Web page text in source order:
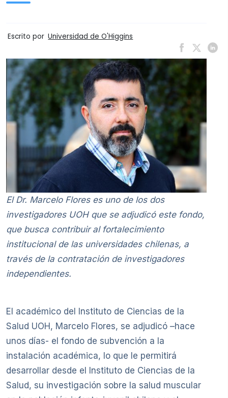
Escrito por Universidad de O'Higgins
El Dr. Marcelo Flores es uno de los dos
investigadores UOH que se adjudicó este fondo,
que busca contribuir al fortalecimiento
institucional de las universidades chilenas, a
través de la contratación de investigadores
independientes.
El académico del Instituto de Ciencias de la
Salud UOH, Marcelo Flores, se adjudicó –hace
unos días- el fondo de subvención a la
instalación académica, lo que le permitirá
desarrollar desde el Instituto de Ciencias de la
Salud, su investigación sobre la salud muscular